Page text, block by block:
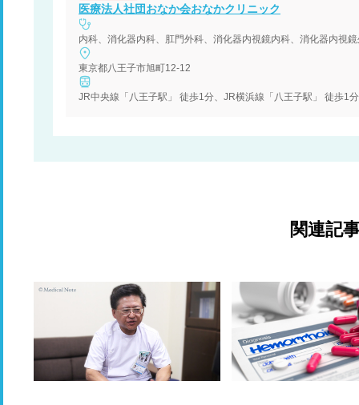
医療法人社団おなか会おなかクリニック
内科、消化器内科、肛門外科、消化器内視鏡内科、消化器内視
東京都八王子市旭町12-12
JR中央線「八王子駅」 徒歩1分、JR横浜線「八王子駅」 徒歩1
関連記